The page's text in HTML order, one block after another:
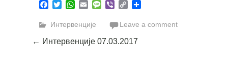
Facebook
TwitterWhatsApp
EmailMessage
Viber Copy
Интервенције Leave a comment
Post
← Интервенције 07.03.2017